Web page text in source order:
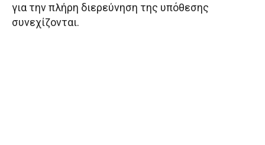
για την πλήρη διερεύνηση της υπόθεσης
συνεχίζονται.